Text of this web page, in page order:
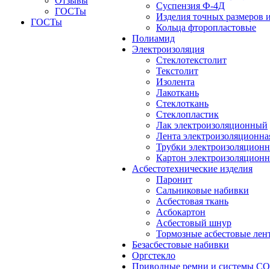
ГОСТы
ГОСТы
Суспензия Ф-4Д
Изделия точных размеров
Кольца фторопластовые
Полиамид
Электроизоляция
Стеклотекстолит
Текстолит
Изолента
Лакоткань
Стеклоткань
Стеклопластик
Лак электроизоляционный
Лента
Трубки
Картон
Асбестотехнические изделия
Паронит
Сальниковые набивки
Асбестовая ткань
Асбокартон
Асбестовый шнур
Тормозные асбестовые
Безасбестовые набивки
Оргстекло
Приводные ремни и системы